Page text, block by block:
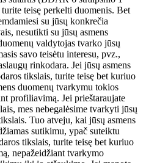
teisę perkelti duomenis. Bet
su jūsų konkrečia
nesutikti su jūsų asmens
valdytojas tvarko jūsų
savo teisėtu interesu, pvz.,
rinkodara. Jei jūsų asmens
tikslais, turite teisę bet kuriuo
duomenų tvarkymu tokios
profiliavimą. Jei prieštaraujate
mes nebegalėsime tvarkyti jūsų
Tuo atveju, kai jūsų asmens
sutikimu, ypač suteiktu
tikslais, turite teisę bet kuriuo
nepažeidžiant tvarkymo